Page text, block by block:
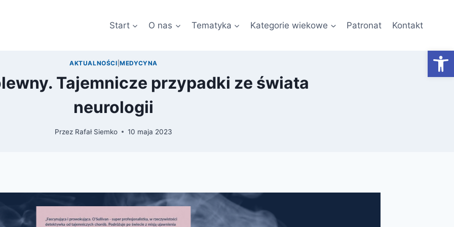
Start O nas Tematyka Kategorie wiekowe Patronat Kontakt
AKTUALNOŚCI |MEDYCYNA
Tajemnicze przypadki ze świata
neurologii
Przez Rafał Siemko 10 maja 2023